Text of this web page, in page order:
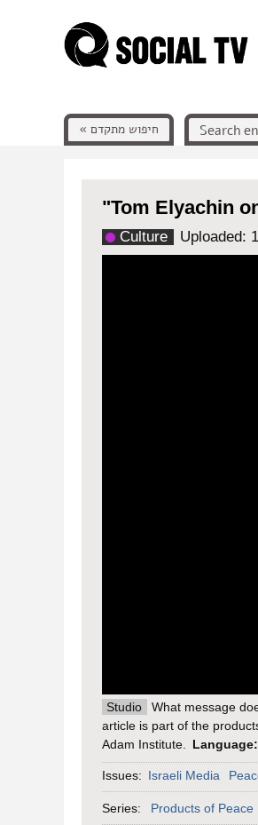
חיפוש מתקדם »
"Tom Elyachin
Culture Uploaded:
Studio
What message
article is part of the
Adam Institute.
Language:
Issues: Israeli Media
Series: Products of